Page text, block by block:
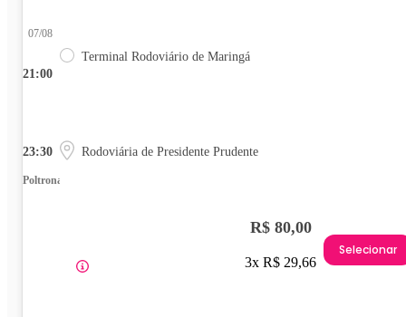
21:00
07/08
Terminal Rodoviário de Maringá
23:30 Rodoviária de Presidente Prudente
Poltrona
R$ 80,00
3x R$ 29,66
Selecionar